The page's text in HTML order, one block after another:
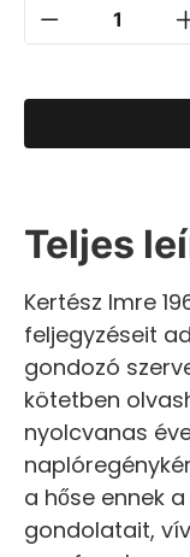
Teljes
Kertész Imre
feljegyzéseit
gondozó
kötetben
nyolcvanas
a hőse ennek
gondolatait,